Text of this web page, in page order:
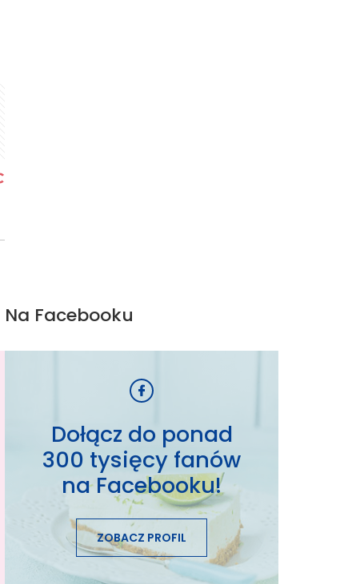
Na Facebooku
Dołącz do ponad
300 tysięcy fanów
na Facebooku!
ZOBACZ PROFIL